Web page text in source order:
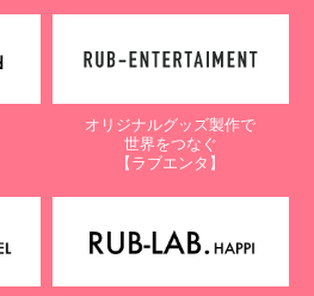
オリジナルグッズ製作で
世界をつなぐ
【ラブエンタ】